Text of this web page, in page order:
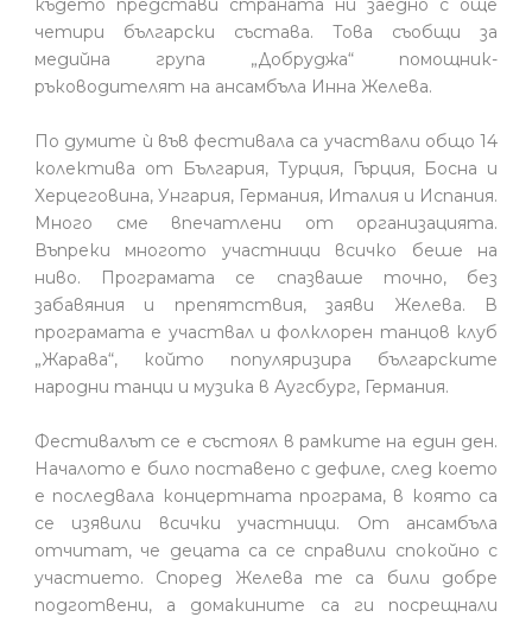
където представи страната ни заедно с още
четири български състава. Това съобщи за
медийна група „Добруджа“ помощник-
ръководителят на ансамбъла Инна Желева.
По думите ѝ във фестивала са участвали общо 14
колектива от България, Турция, Гърция, Босна и
Херцеговина, Унгария, Германия, Италия и Испания.
Много сме впечатлени от организацията.
Въпреки многото участници всичко беше на
ниво. Програмата се спазваше точно, без
забавяния и препятствия, заяви Желева. В
програмата е участвал и фолклорен танцов клуб
„Жарава“, който популяризира българските
народни танци и музика в Аугсбург, Германия.
Фестивалът се е състоял в рамките на един ден.
Началото е било поставено с дефиле, след което
е последвала концертната програма, в която са
се изявили всички участници. От ансамбъла
отчитат, че децата са се справили спокойно с
участието. Според Желева те са били добре
подготвени, а домакините са ги посрещнали